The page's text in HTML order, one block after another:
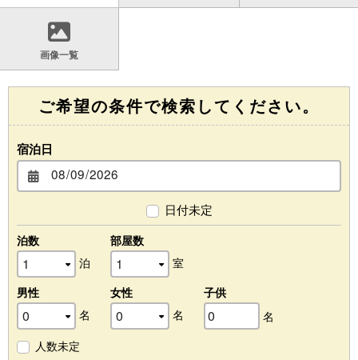
画像一覧
ご希望の条件で検索してください。
宿泊日
日付未定
泊数
泊
部屋数
室
男性
名
女性
名
子供
名
人数未定